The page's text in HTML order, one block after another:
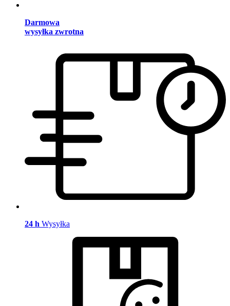
Darmowa
wysyłka zwrotna
24 h Wysyłka